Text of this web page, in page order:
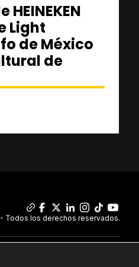
Light
de México
de
Todos los derechos reservados.